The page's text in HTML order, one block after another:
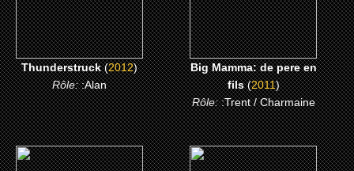
Thunderstruck(2012)
Rôle::Alan
CLICK ME
Big Mamma: de pere en
fils(2011)
Rôle::Trent / Charmaine
(2008) (2007)